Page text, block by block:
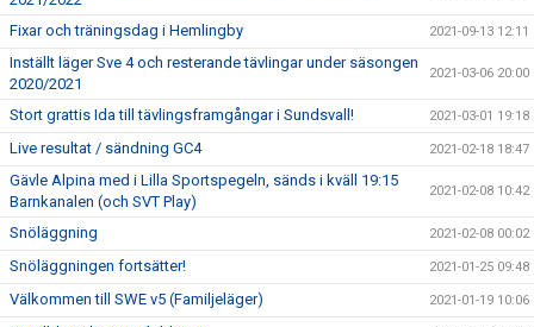
Fixar och träningsdag i Hemlingby 2021-09-13 12:11
Inställt läger Sve 4 och resterande tävlingar under säsongen
2020/2021
2021-03-06 20:00
Stort grattis Ida till tävlingsframgångar i Sundsvall! 2021-03-01 19:18
Live resultat / sändning GC4 2021-02-18 18:47
Gävle Alpina med i Lilla Sportspegeln, sänds i kväll 19:15
Barnkanalen (och SVT Play)
2021-02-08 10:42
Snöläggning 2021-02-08 00:02
Snöläggningen fortsätter! 2021-01-25 09:48
Välkommen till SWE v5 (Familjeläger) 2021-01-19 10:06